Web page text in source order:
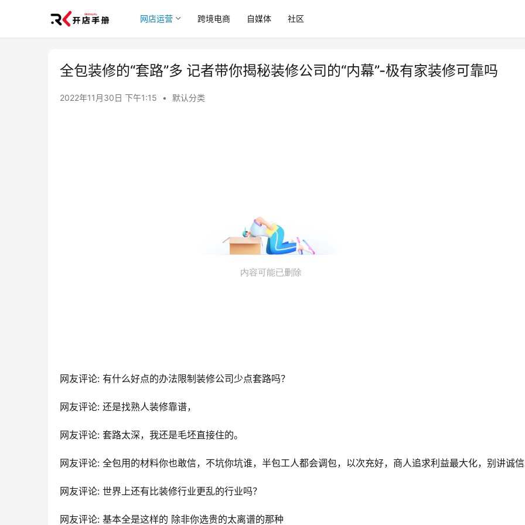
网店运营 跨境电商 自媒体 社区
全包装修的“套路”多 记者带你揭秘装修公司的“内幕”-极有家装修可靠吗
2022年11月30日 下午1:15 • 默认分类
网友评论: 有什么好点的办法限制装修公司少点套路吗？
网友评论: 还是找熟人装修靠谱，
网友评论: 套路太深，我还是毛坯直接住的。
网友评论: 全包用的材料你也敢信，不坑你坑谁，半包工人都会调包，以次充好，商人追求利益最大化，别讲诚
网友评论: 世界上还有比装修行业更乱的行业吗？
网友评论: 基本全是这样的 除非你选贵的太离谱的那种